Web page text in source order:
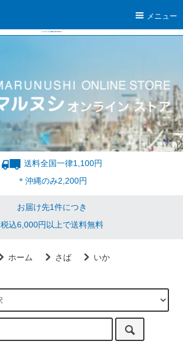
メニュー
送料全国一律1,100円
＊沖縄のみ2,200円
お届け先1件につき
税込6,000円以上で送料無料
ホーム さば いか